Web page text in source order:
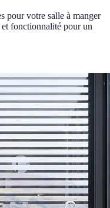
pour votre salle à manger
fonctionnalité pour un